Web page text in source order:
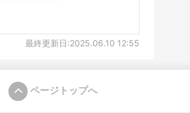
最終更新日:2025.06.10 12:55
ページトップへ